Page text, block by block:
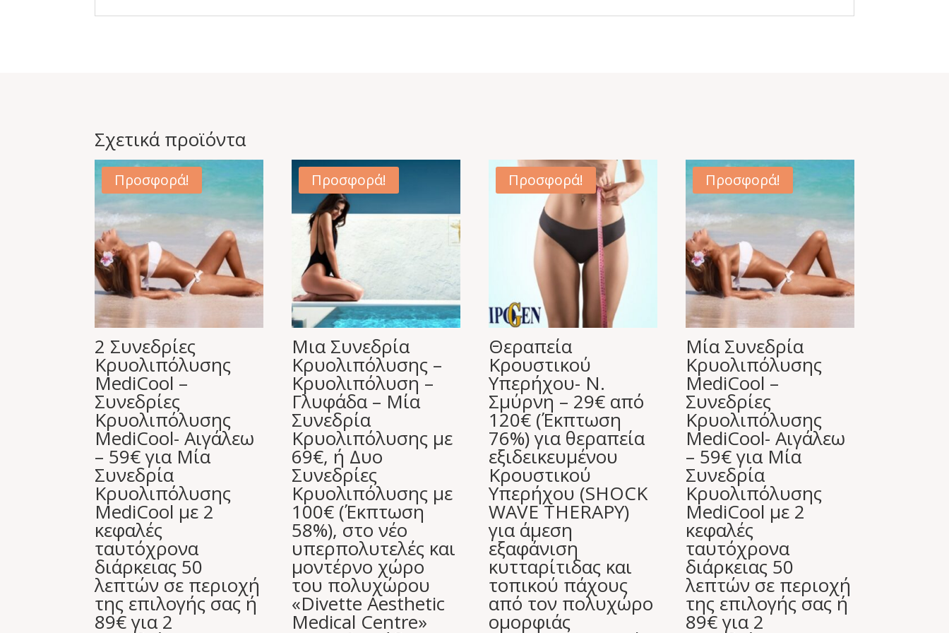
Σχετικά προϊόντα
Προσφορά!
2 Συνεδρίες
Κρυολιπόλυσης
MediCool –
Συνεδρίες
Κρυολιπόλυσης
MediCool- Αιγάλεω
– 59€ για Μία
Συνεδρία
Κρυολιπόλυσης
MediCool με 2
κεφαλές
ταυτόχρονα
διάρκειας 50
λεπτών σε περιοχή
της επιλογής σας ή
89€ για 2
Προσφορά!
Μια Συνεδρία
Κρυολιπόλυσης –
Κρυολιπόλυση –
Γλυφάδα – Μία
Συνεδρία
Κρυολιπόλυσης με
69€, ή Δυο
Συνεδρίες
Κρυολιπόλυσης με
100€ (Έκπτωση
58%), στο νέο
υπερπολυτελές και
μοντέρνο χώρο
του πολυχώρου
«Divette Aesthetic
Medical Centre»
Προσφορά!
Θεραπεία
Κρουστικού
Υπερήχου- Ν.
Σμύρνη – 29€ από
120€ (Έκπτωση
76%) για θεραπεία
εξιδεικευμένου
Κρουστικού
Υπερήχου (SHOCK
WAVE THERAPY)
για άμεση
εξαφάνιση
κυτταρίτιδας και
τοπικού πάχους
από τον πολυχώρο
ομορφιάς
Προσφορά!
Μία Συνεδρία
Κρυολιπόλυσης
MediCool –
Συνεδρίες
Κρυολιπόλυσης
MediCool- Αιγάλεω
– 59€ για Μία
Συνεδρία
Κρυολιπόλυσης
MediCool με 2
κεφαλές
ταυτόχρονα
διάρκειας 50
λεπτών σε περιοχή
της επιλογής σας ή
89€ για 2